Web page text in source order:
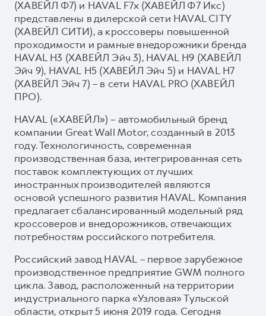
(ХАВЕЙЛ Ф7) и HAVAL F7x (ХАВЕЙЛ Ф7 Икс)
представлены в дилерской сети HAVAL CITY
(ХАВЕЙЛ СИТИ), а кроссоверы повышенной
проходимости и рамные внедорожники бренда
HAVAL H3 (ХАВЕЙЛ Эйч 3), HAVAL H9 (ХАВЕЙЛ
Эйч 9), HAVAL H5 (ХАВЕЙЛ Эйч 5) и HAVAL H7
(ХАВЕЙЛ Эйч 7) – в сети HAVAL PRO (ХАВЕЙЛ
ПРО).
HAVAL («ХАВЕЙЛ») – автомобильный бренд
компании Great Wall Motor, созданный в 2013
году. Технологичность, современная
производственная база, интегрированная сеть
поставок комплектующих от лучших
иностранных производителей являются
основой успешного развития HAVAL. Компания
предлагает сбалансированный модельный ряд
кроссоверов и внедорожников, отвечающих
потребностям российского потребителя.
Российский завод HAVAL – первое зарубежное
производственное предприятие GWM полного
цикла. Завод, расположенный на территории
индустриального парка «Узловая» Тульской
области, открыт 5 июня 2019 года. Сегодня